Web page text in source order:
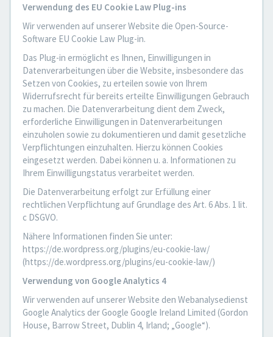
Verwendung des EU Cookie Law Plug-ins
Wir verwenden auf unserer Website die Open-Source-
Software EU Cookie Law Plug-in.
Das Plug-in ermöglicht es Ihnen, Einwilligungen in
Datenverarbeitungen über die Website, insbesondere das
Setzen von Cookies, zu erteilen sowie von Ihrem
Widerrufsrecht für bereits erteilte Einwilligungen Gebrauch
zu machen. Die Datenverarbeitung dient dem Zweck,
erforderliche Einwilligungen in Datenverarbeitungen
einzuholen sowie zu dokumentieren und damit gesetzliche
Verpflichtungen einzuhalten. Hierzu können Cookies
eingesetzt werden. Dabei können u. a. Informationen zu
Ihrem Einwilligungstatus verarbeitet werden.
Die Datenverarbeitung erfolgt zur Erfüllung einer
rechtlichen Verpflichtung auf Grundlage des Art. 6 Abs. 1 lit.
c DSGVO.
Nähere Informationen finden Sie unter:
https://de.wordpress.org/plugins/eu-cookie-law/
(https://de.wordpress.org/plugins/eu-cookie-law/)
Verwendung von Google Analytics 4
Wir verwenden auf unserer Website den Webanalysedienst
Google Analytics der Google Google Ireland Limited (Gordon
House, Barrow Street, Dublin 4, Irland; „Google“).